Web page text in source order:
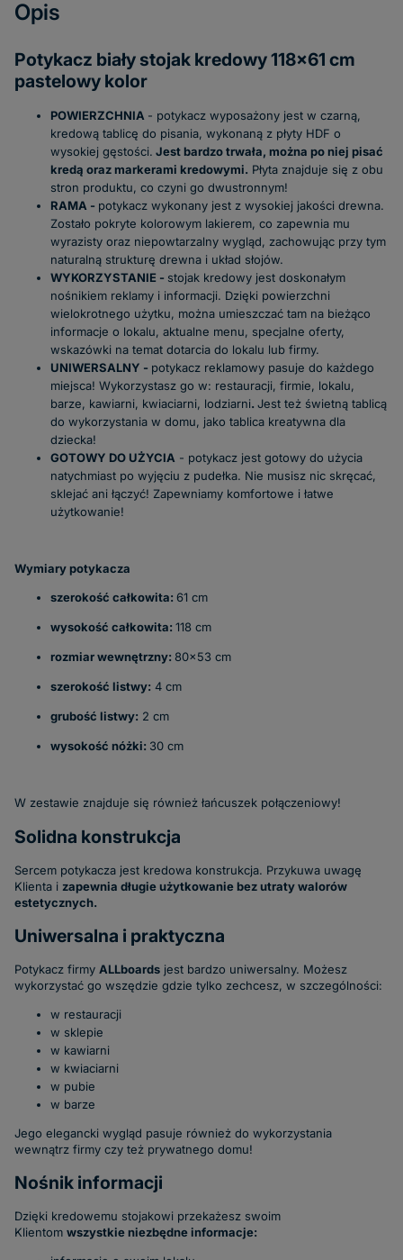
Opis
Potykacz biały stojak kredowy 118x61 cm
pastelowy kolor
POWIERZCHNIA - potykacz wyposażony jest w czarną,
kredową tablicę do pisania, wykonaną z płyty HDF o
wysokiej gęstości. Jest bardzo trwała, można po niej pisać
kredą oraz markerami kredowymi. Płyta znajduje się z obu
stron produktu, co czyni go dwustronnym!
RAMA - potykacz wykonany jest z wysokiej jakości drewna.
Zostało pokryte kolorowym lakierem, co zapewnia mu
wyrazisty oraz niepowtarzalny wygląd, zachowując przy tym
naturalną strukturę drewna i układ słojów.
WYKORZYSTANIE - stojak kredowy jest doskonałym
nośnikiem reklamy i informacji. Dzięki powierzchni
wielokrotnego użytku, można umieszczać tam na bieżąco
informacje o lokalu, aktualne menu, specjalne oferty,
wskazówki na temat dotarcia do lokalu lub firmy.
UNIWERSALNY - potykacz reklamowy pasuje do każdego
miejsca! Wykorzystasz go w: restauracji, firmie, lokalu,
barze, kawiarni, kwiaciarni, lodziarni. Jest też świetną tablicą
do wykorzystania w domu, jako tablica kreatywna dla
dziecka!
GOTOWY DO UŻYCIA - potykacz jest gotowy do użycia
natychmiast po wyjęciu z pudełka. Nie musisz nic skręcać,
sklejać ani łączyć! Zapewniamy komfortowe i łatwe
użytkowanie!
Wymiary potykacza
szerokość całkowita: 61 cm
wysokość całkowita: 118 cm
rozmiar wewnętrzny: 80x53 cm
szerokość listwy: 4 cm
grubość listwy: 2 cm
wysokość nóżki: 30 cm
W zestawie znajduje się również łańcuszek połączeniowy!
Solidna konstrukcja
Sercem potykacza jest kredowa konstrukcja. Przykuwa uwagę
Klienta i zapewnia długie użytkowanie bez utraty walorów
estetycznych.
Uniwersalna i praktyczna
Potykacz firmy ALLboards jest bardzo uniwersalny. Możesz
wykorzystać go wszędzie gdzie tylko zechcesz, w szczególności:
w restauracji
w sklepie
w kawiarni
w kwiaciarni
w pubie
w barze
Jego elegancki wygląd pasuje również do wykorzystania
wewnątrz firmy czy też prywatnego domu!
Nośnik informacji
Dzięki kredowemu stojakowi przekażesz swoim
Klientom wszystkie niezbędne informacje: